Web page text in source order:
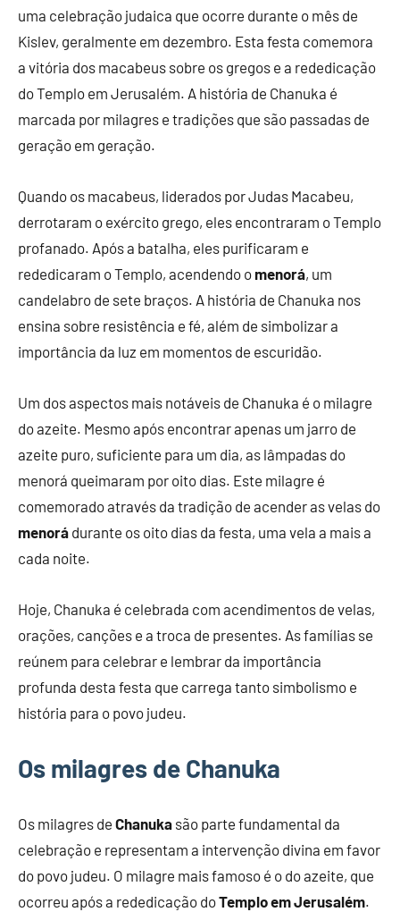
uma celebração judaica que ocorre durante o mês de
Kislev, geralmente em dezembro. Esta festa comemora
a vitória dos macabeus sobre os gregos e a rededicação
do Templo em Jerusalém. A história de Chanuka é
marcada por milagres e tradições que são passadas de
geração em geração.
Quando os macabeus, liderados por Judas Macabeu,
derrotaram o exército grego, eles encontraram o Templo
profanado. Após a batalha, eles purificaram e
rededicaram o Templo, acendendo omenorá, um
candelabro de sete braços. A história de Chanuka nos
ensina sobre resistência e fé, além de simbolizar a
importância da luz em momentos de escuridão.
Um dos aspectos mais notáveis de Chanuka é o milagre
do azeite. Mesmo após encontrar apenas um jarro de
azeite puro, suficiente para um dia, as lâmpadas do
menorá queimaram por oito dias. Este milagre é
comemorado através da tradição de acender as velas do
menorá durante os oito dias da festa, uma vela a mais a
cada noite.
Hoje, Chanuka é celebrada com acendimentos de velas,
orações, canções e a troca de presentes. As famílias se
reúnem para celebrar e lembrar da importância
profunda desta festa que carrega tanto simbolismo e
história para o povo judeu.
Os milagres de Chanuka
Os milagres de Chanuka são parte fundamental da
celebração e representam a intervenção divina em favor
do povo judeu. O milagre mais famoso é o do azeite, que
ocorreu após a rededicação doTemplo em Jerusalém.